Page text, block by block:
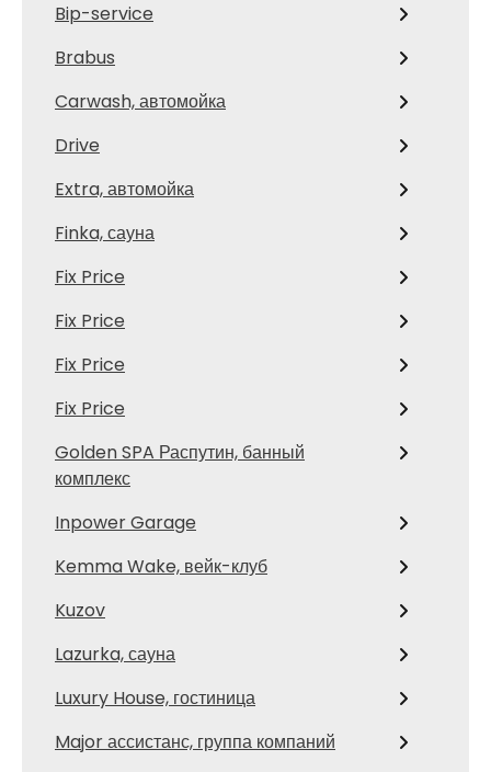
Bip-service
Brabus
Carwash, автомойка
Drive
Extra, автомойка
Finka, сауна
Fix Price
Fix Price
Fix Price
Fix Price
Golden SPA Распутин, банный
комплекс
Inpower Garage
Kemma Wake, вейк-клуб
Kuzov
Lazurka, сауна
Luxury House, гостиница
Major ассистанс, группа компаний